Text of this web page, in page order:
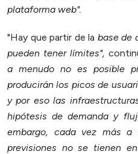
plataforma web".
"Hay que partir de la base de
pueden tener límites",
a menudo no es posible
producirán los picos de
y por eso las
hipótesis de demanda y
embargo, cada vez más a
previsiones no se tienen